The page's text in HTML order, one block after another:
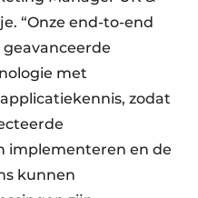
“Onze end-to-end
met
zodat
implementeren en de
kunnen